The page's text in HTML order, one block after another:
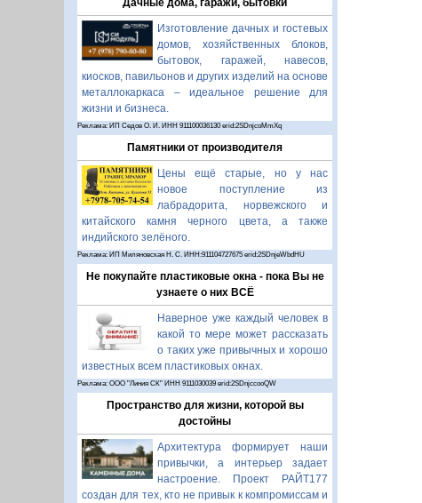
Дачные дома, гаражи, бытовки
Изготовление дачных и гостевых
домов, хозяйственных блоков,
бытовок, гаражей, навесов,
киосков, павильонов и других изделий на основе
металлокаркаса – идеальное решение для
жизни и бизнеса.
Реклама: ИП Седов О. И. ИНН 911100036130 erid:2SDnjcoMmXq
Памятники от производителя
Цены ещё старые, но у нас
новое поступление из
лабрадорита, норвежского и
китайского камня черного цвета, а также
индийского зелёного.
Реклама: ИП Миляновская Н. С. ИНН:911104727675 erid:2SDnjeWbdHU
Не покупайте пластиковые окна - пока Вы не
узнаете о них ВСЁ
Наверное уже каждый человек в
какой то мере может рассказать
о таких уже привычных и хорошо
известных всем пластиковых окнах.
Реклама: ООО "Линия СК" ИНН 9111030039 erid:2SDnjccooQW
Пространство для жизни, которой вы
достойны
Архитектура формирует наши
привычки, а интерьер задает
настроение. Проект РАЙТ177
создан для тех, кто не привык к компромиссам и